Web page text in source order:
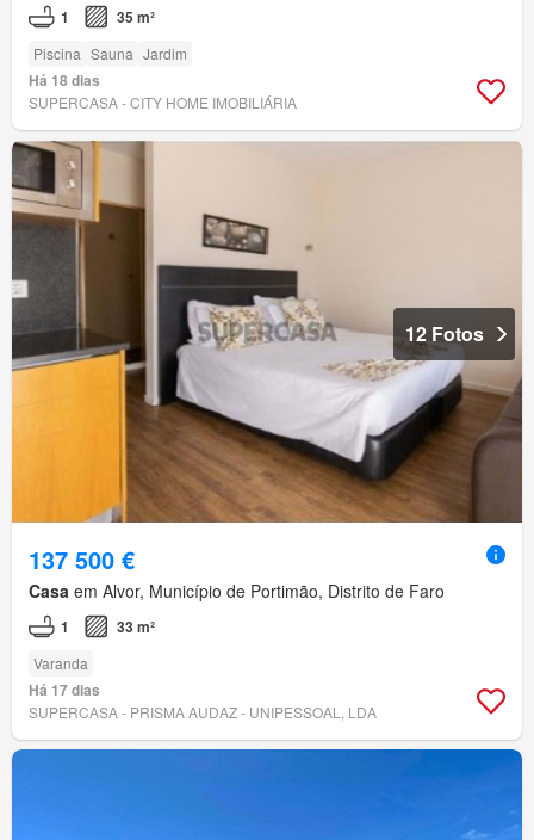
1 35 m²
Piscina Sauna Jardim
Há 18 dias
SUPERCASA - CITY HOME IMOBILIÁRIA
12 Fotos
137 500 €
Casa em Alvor, Município de Portimão, Distrito de Faro
1 33 m²
Varanda
Há 17 dias
SUPERCASA - PRISMA AUDAZ - UNIPESSOAL, LDA